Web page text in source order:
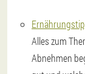
Alles zum
Abnehmen